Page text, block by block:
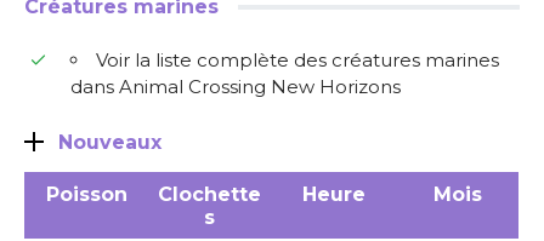
Créatures marines
Voir la liste complète des créatures marines
dans Animal Crossing New Horizons
Nouveaux
Poisson
Clochette
s
Heure Mois